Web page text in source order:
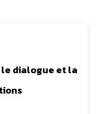
dialogue et la